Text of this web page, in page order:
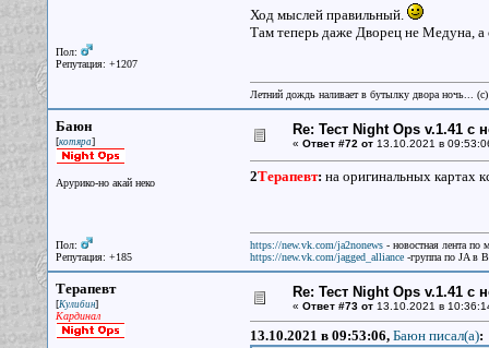
Пол:
Репутация: +1207
Ход мыслей правильный.
Там теперь даже Дворец не Медуна, а
Летний дождь наливает в бутылку двора ночь...
Баюн
[котяра]
Арурико-но акай неко
Пол:
Репутация: +185
Re: Тест Night Ops v.1.41 с
« Ответ #72 от13.10.2021 в
2Терапевт: на оригинальных картах
https://new.vk.com/ja2nonews- новостная лента по
https://new.vk.com/jagged_alliance-группа по JA в
Терапевт
[Кулибин]
Кардинал
Re: Тест Night Ops v.1.41 с
« Ответ #73 от13.10.2021 в
13.10.2021 в 09:53:06, Баюн писал(a):